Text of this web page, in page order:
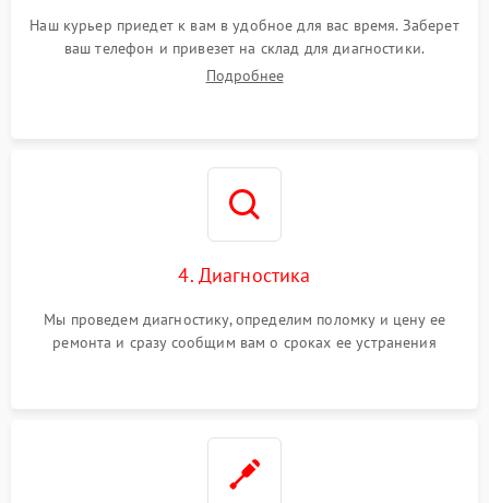
Наш курьер приедет к вам в удобное для вас время. Заберет
ваш телефон и привезет на склад для диагностики.
Подробнее
4. Диагностика
Мы проведем диагностику, определим поломку и цену ее
ремонта и сразу сообщим вам о сроках ее устранения